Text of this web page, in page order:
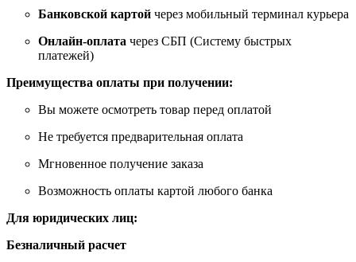
Банковской картой через мобильный терминал курьера
Онлайн-оплата через СБП (Систему быстрых
платежей)
Преимущества оплаты при получении:
Вы можете осмотреть товар перед оплатой
Не требуется предварительная оплата
Мгновенное получение заказа
Возможность оплаты картой любого банка
Для юридических лиц:
Безналичный расчет